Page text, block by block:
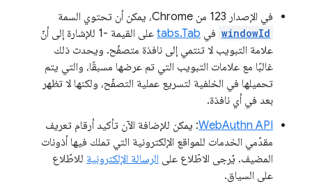
في الإصدار 123 من Chrome، يمكن أن تحتوي السمة
windowId في tabs.Tab
على القيمة -1 للإشارة إلى أنّ
علامة التبويب لا تنتمي إلى نافذة متصفّح. ويحدث ذلك
غالبًا مع علامات التبويب التي تم عرضها مسبقًا، والتي يتم
تحميلها في الخلفية لتسريع عملية التصفّح، ولكنها لا تظهر
بعد في أي نافذة.
WebAuthn API: يمكن للإضافة الآن تأكيد أرقام تعريف
مقدّمي الخدمات للمواقع الإلكترونية التي تملك فيها أذونات
المضيف. يُرجى الاطّلاع على الرسالة الإلكترونية للاطّلاع
على السياق.